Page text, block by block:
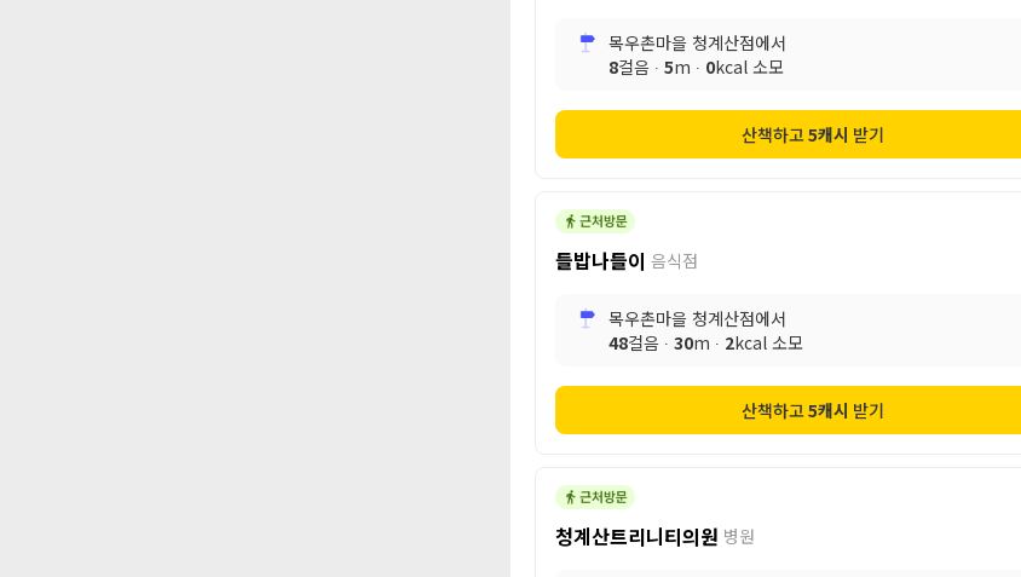
목우촌마을 청계산점에서
8걸음 ∙ 5m ∙ 0kcal 소모
산책하고5캐시 받기
들밥나들이 음식점
목우촌마을 청계산점에서
48걸음 ∙ 30m ∙ 2kcal 소모
산책하고5캐시 받기
청계산트리니티의원 병원